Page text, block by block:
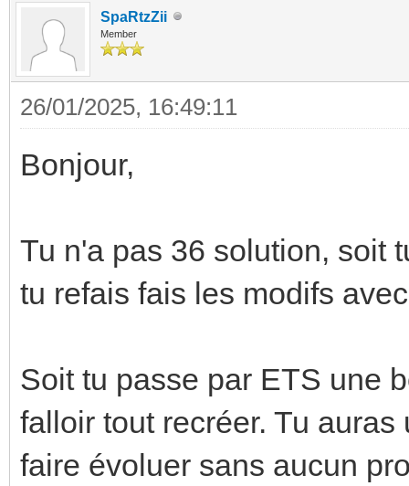
SpaRtzZii
Member
26/01/2025, 16:49:11
Bonjour,
Tu n'a pas 36 solution, soit
tu refais fais les modifs
Soit tu passe par ETS une
falloir tout recréer. Tu
faire évoluer sans aucun